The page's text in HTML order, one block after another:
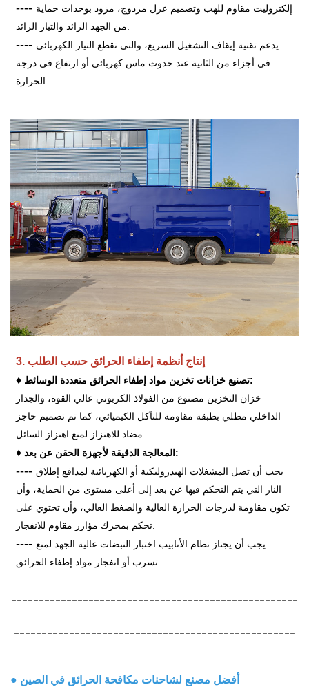
---- إلكتروليت مقاوم للهب وتصميم عزل مزدوج، مزود بوحدات حماية
من الجهد الزائد والتيار الزائد.
---- يدعم تقنية إيقاف التشغيل السريع، والتي تقطع التيار الكهربائي
في أجزاء من الثانية عند حدوث ماس كهربائي أو ارتفاع في درجة
الحرارة.
3. إنتاج أنظمة إطفاء الحرائق حسب الطلب
♦
تصنيع خزانات تخزين مواد إطفاء الحرائق متعددة الوسائط:
خزان التخزين مصنوع من الفولاذ الكربوني عالي القوة، والجدار
الداخلي مطلي بطبقة مقاومة للتآكل الكيميائي، كما تم تصميم حاجز
مضاد للاهتزاز لمنع اهتزاز السائل.
♦ المعالجة الدقيقة لأجهزة الحقن عن بعد:
---- يجب أن تصل المشغلات الهيدروليكية أو الكهربائية لمدافع إطلاق
النار التي يتم التحكم فيها عن بعد إلى أعلى مستوى من الحماية، وأن
تكون مقاومة لدرجات الحرارة العالية والضغط العالي، وأن تحتوي على
تحكم بمحرك مؤازر مقاوم للانفجار.
---- يجب أن يجتاز نظام الأنابيب اختبار النبضات عالية الجهد لمنع
تسرب أو انفجار مواد إطفاء الحرائق.
----------------------------------------------------
---------------------------------------------------
● أفضل مصنع لشاحنات مكافحة الحرائق في الصين